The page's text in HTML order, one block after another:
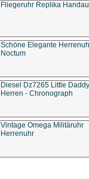
Fliegeruhr Replika
Schöne Elegante
Noctum
Diesel Dz7265 Little Daddy
Herren - Chronograph
Vintage Omega Militäruhr
Herrenuhr